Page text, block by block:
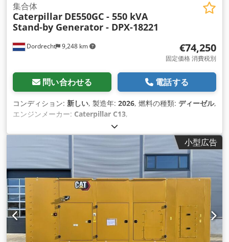
Dordrecht 9,248 km
集合体
Caterpillar DE550GC - 550 kVA
Stand-by Generator - DPX-18221
€74,250
固定価格 消費税別
問い合わせる 電話する
コンディション: 新しい, 製造年: 2026, 燃料の種類: ディーゼル,
エンジンメーカー: Caterpillar C13,
小型広告